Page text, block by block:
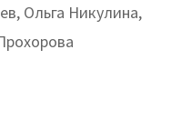
Ольга Никулина,